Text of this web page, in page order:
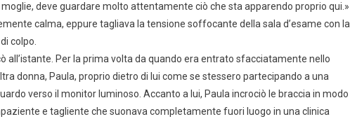
deve guardare molto attentamente ciò che sta apparendo proprio qui.»
calma, eppure tagliava la tensione soffocante della sala d’esame con la
colpo.
all’istante. Per la prima volta da quando era entrato sfacciatamente nello
donna, Paula, proprio dietro di lui come se stessero partecipando a una
verso il monitor luminoso. Accanto a lui, Paula incrociò le braccia in modo
e tagliente che suonava completamente fuori luogo in una clinica